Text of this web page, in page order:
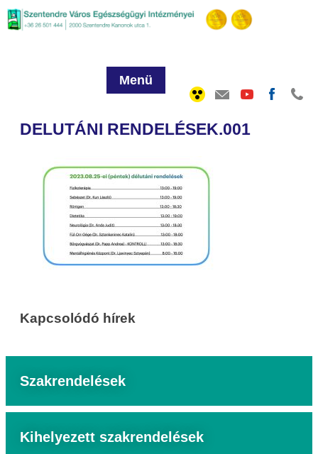
Menü
DELUTÁNI RENDELÉSEK.001
Kapcsolódó hírek
Szakrendelések
Kihelyezett szakrendelések